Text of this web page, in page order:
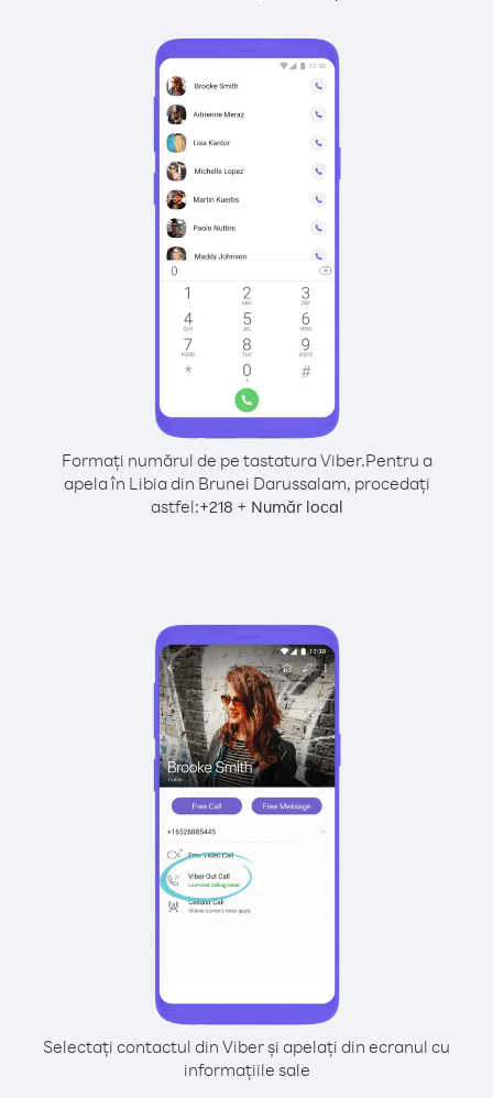
Formați numărul de pe tastatura Viber.Pentru a
apela în Libia din Brunei Darussalam, procedați
astfel:+218 + Număr local
Selectați contactul din Viber și apelați din ecranul cu
informațiile sale